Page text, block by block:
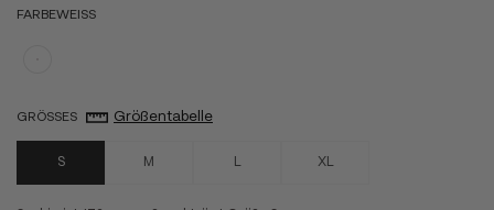
FARBEWEISS
GRÖSSES Größentabelle
S M XL